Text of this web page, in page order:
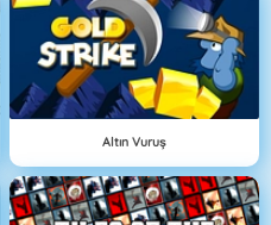
Altın Vuruş